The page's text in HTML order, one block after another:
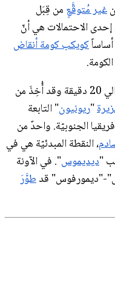
غير مُتوقَّعٍ من قِبَل
الاحتمالات هي أنّ
كويكب كومة أنقاض
أُخِذَ من
"ريونيون" التابعة
الجنوبيّة. واحدٌ من
، النقطة المبدئيّة هي في
"ديديموس". في الآونة
"ديمورفوس" قدطوَّرَ